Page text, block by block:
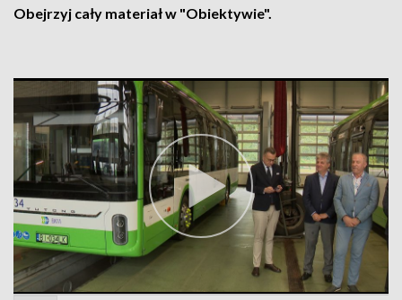
Obejrzyj cały materiał w "Obiektywie".